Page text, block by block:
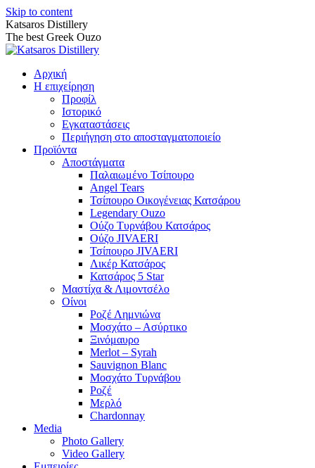
Skip to content
Katsaros Distillery
The best Greek Ouzo
Αρχική
Η επιχείρηση
Προφίλ
Ιστορικό
Εγκαταστάσεις
Περιήγηση στο αποσταγματοποιείο
Προϊόντα
Αποστάγματα
Παλαιωμένο Τσίπουρο
Angel Tears
Τσίπουρο Οικογένειας Κατσάρου
Legendary Ouzo
Ούζο Τυρνάβου Κατσάρος
Ούζο JIVAERI
Τσίπουρο JIVAERI
Λικέρ Κατσάρος
Κατσάρος 5 Star
Μαστίχα & Λιμοντσέλο
Οίνοι
Ροζέ Λημνιώνα
Μοσχάτο – Ασύρτικο
Ξινόμαυρο
Merlot – Syrah
Sauvignon Blanc
Μοσχάτο Τυρνάβου
Ροζέ
Μερλό
Chardonnay
Media
Photo Gallery
Video Gallery